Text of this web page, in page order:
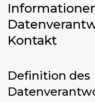
Kontakt
Definition des